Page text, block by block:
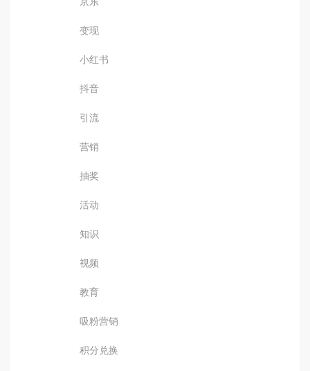
变现
小红书
抖音
引流
营销
抽奖
活动
知识
视频
教育
吸粉营销
积分兑换